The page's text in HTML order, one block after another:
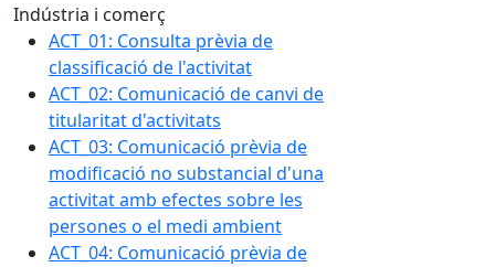
Indústria i comerç
ACT_01: Consulta prèvia de
classificació de l'activitat
ACT_02: Comunicació de canvi de
titularitat d'activitats
ACT_03: Comunicació prèvia de
modificació no substancial d'una
activitat amb efectes sobre les
persones o el medi ambient
ACT_04: Comunicació prèvia de